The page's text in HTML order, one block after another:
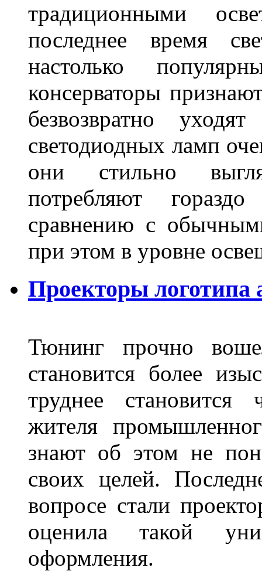
традиционными
последнее время
настолько
консерваторы
безвозвратно
светодиодных ламп
они стильно
потребляют
сравнению с
при этом в уровне
Проекторы логотипа
Тюнинг прочно
становится более
труднее становится
жителя
знают об этом не
своих целей.
вопросе стали
оценила такой
оформления.